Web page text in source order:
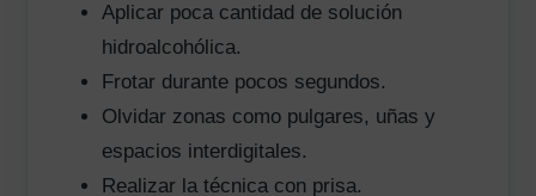
Aplicar poca cantidad de solución
hidroalcohólica.
Frotar durante pocos segundos.
Olvidar zonas como pulgares, uñas y
espacios interdigitales.
Realizar la técnica con prisa.